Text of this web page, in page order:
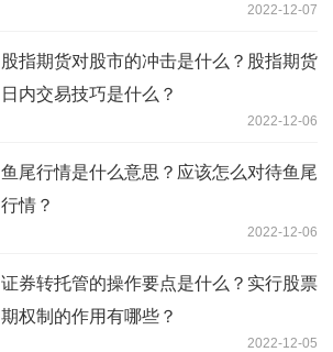
2022-12-07
股指期货对股市的冲击是什么？股指期货
日内交易技巧是什么？
2022-12-06
鱼尾行情是什么意思？应该怎么对待鱼尾
行情？
2022-12-06
证券转托管的操作要点是什么？实行股票
期权制的作用有哪些？
2022-12-05